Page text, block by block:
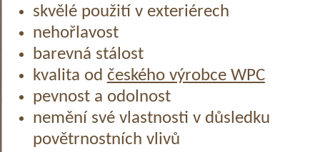
skvělé použití v exteriérech
nehořlavost
barevná stálost
kvalita od českého výrobce WPC
pevnost a odolnost
nemění své vlastnosti v důsledku
povětrnostních vlivů